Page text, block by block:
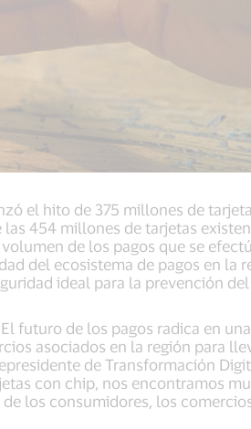
el hito de 375 millones de
454 millones de tarjetas
de los pagos que se
del ecosistema de pagos en la
ideal para la prevención del
futuro de los pagos radica en
asociados en la región para
de Transformación
con chip, nos encontramos
los consumidores, los